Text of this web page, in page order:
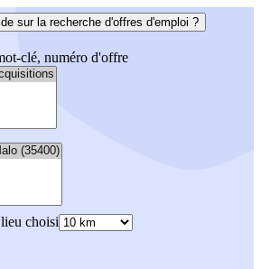
sur la recherche d'offres d'emploi ?
clé, numéro d'offre
choisi